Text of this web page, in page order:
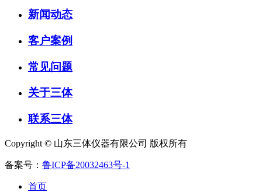
新闻动态
客户案例
常见问题
关于三体
联系三体
Copyright © 山东三体仪器有限公司 版权所有
备案号： 鲁ICP备20032463号-1
首页